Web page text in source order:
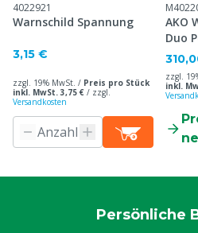
4022921
Warnschild Spannung
3,15 €
zzgl. 19% MwSt. / Preis pro Stück
inkl. MwSt. 3,75 € / zzgl.
Versandkosten
AKO
Duo
V
zzgl.
inkl.
Persönliche